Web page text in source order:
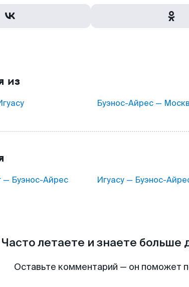
из
Буэнос-Айрес —
— Буэнос-Айрес Игуасу — Буэнос-
Часто летаете и знаете больше
Оставьте комментарий — он поможет